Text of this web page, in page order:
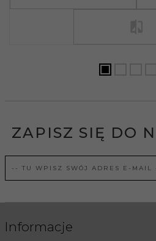
ZAPISZ SIĘ DO
Informacje